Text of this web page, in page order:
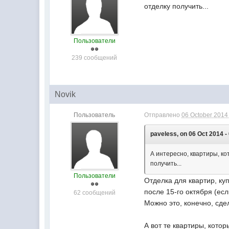
Пользователи
239 сообщений
отделку получить...
Novik
Пользователь
Пользователи
62 сообщений
Отправлено06 October
paveless, on 06 Oct 2014 -
А интересно, квартиры,
получить...
Отделка для квартир,
после 15-го октября
Можно это, конечно,
А вот те квартиры,